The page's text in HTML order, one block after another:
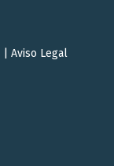
Aviso Legal